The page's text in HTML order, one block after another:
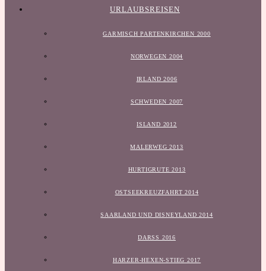
URLAUBSREISEN
GARMISCH PARTENKIRCHEN 2000
NORWEGEN 2004
IRLAND 2006
SCHWEDEN 2007
ISLAND 2012
MALERWEG 2013
HURTIGRUTE 2013
OSTSEEKREUZFAHRT 2014
SAARLAND UND DISNEYLAND 2014
DARSS 2016
HARZER-HEXEN-STIEG 2017